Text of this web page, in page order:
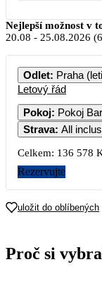
Nejlepší možnost v
20.08 - 25.08.2026
Odlet: Praha
Letový řád
Pokoj: Pokoj
Strava: All
Celkem: 136 578
Rezervujte
uložit do oblíbených
Proč si